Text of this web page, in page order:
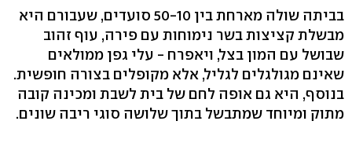
בביתה שולה מארחת בין 50-10 סועדים, שעבורם היא
מבשלת קציצות בשר נימוחות עם פירה, עוף זהוב
שבושל עם המון בצל, ויאפרח - עלי גפן ממולאים
שאינם מגולגלים לגליל, אלא מקופלים בצורה חופשית.
בנוסף, היא גם אופה לחם של בית לשבת ומכינה קובה
מתוק ומיוחד שמתבשל בתוך שלושה סוגי ריבה שונים.